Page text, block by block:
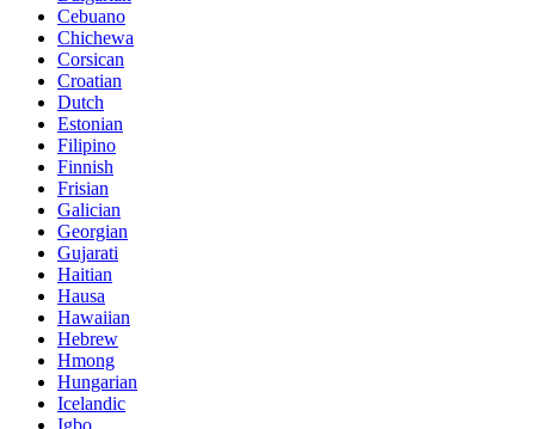
Cebuano
Chichewa
Corsican
Croatian
Dutch
Estonian
Filipino
Finnish
Frisian
Galician
Georgian
Gujarati
Haitian
Hausa
Hawaiian
Hebrew
Hmong
Hungarian
Icelandic